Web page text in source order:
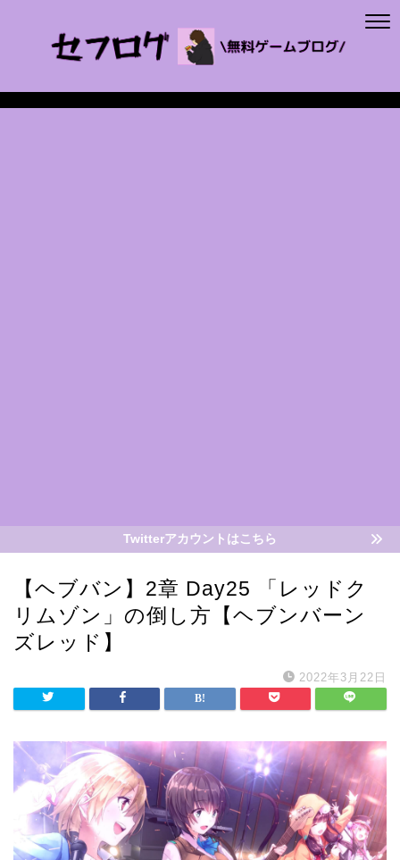
Twitterアカウントはこちら
【ヘブバン】2章 Day25 「レッドク
リムゾン」の倒し方【ヘブンバーン
ズレッド】
2022年3月22日